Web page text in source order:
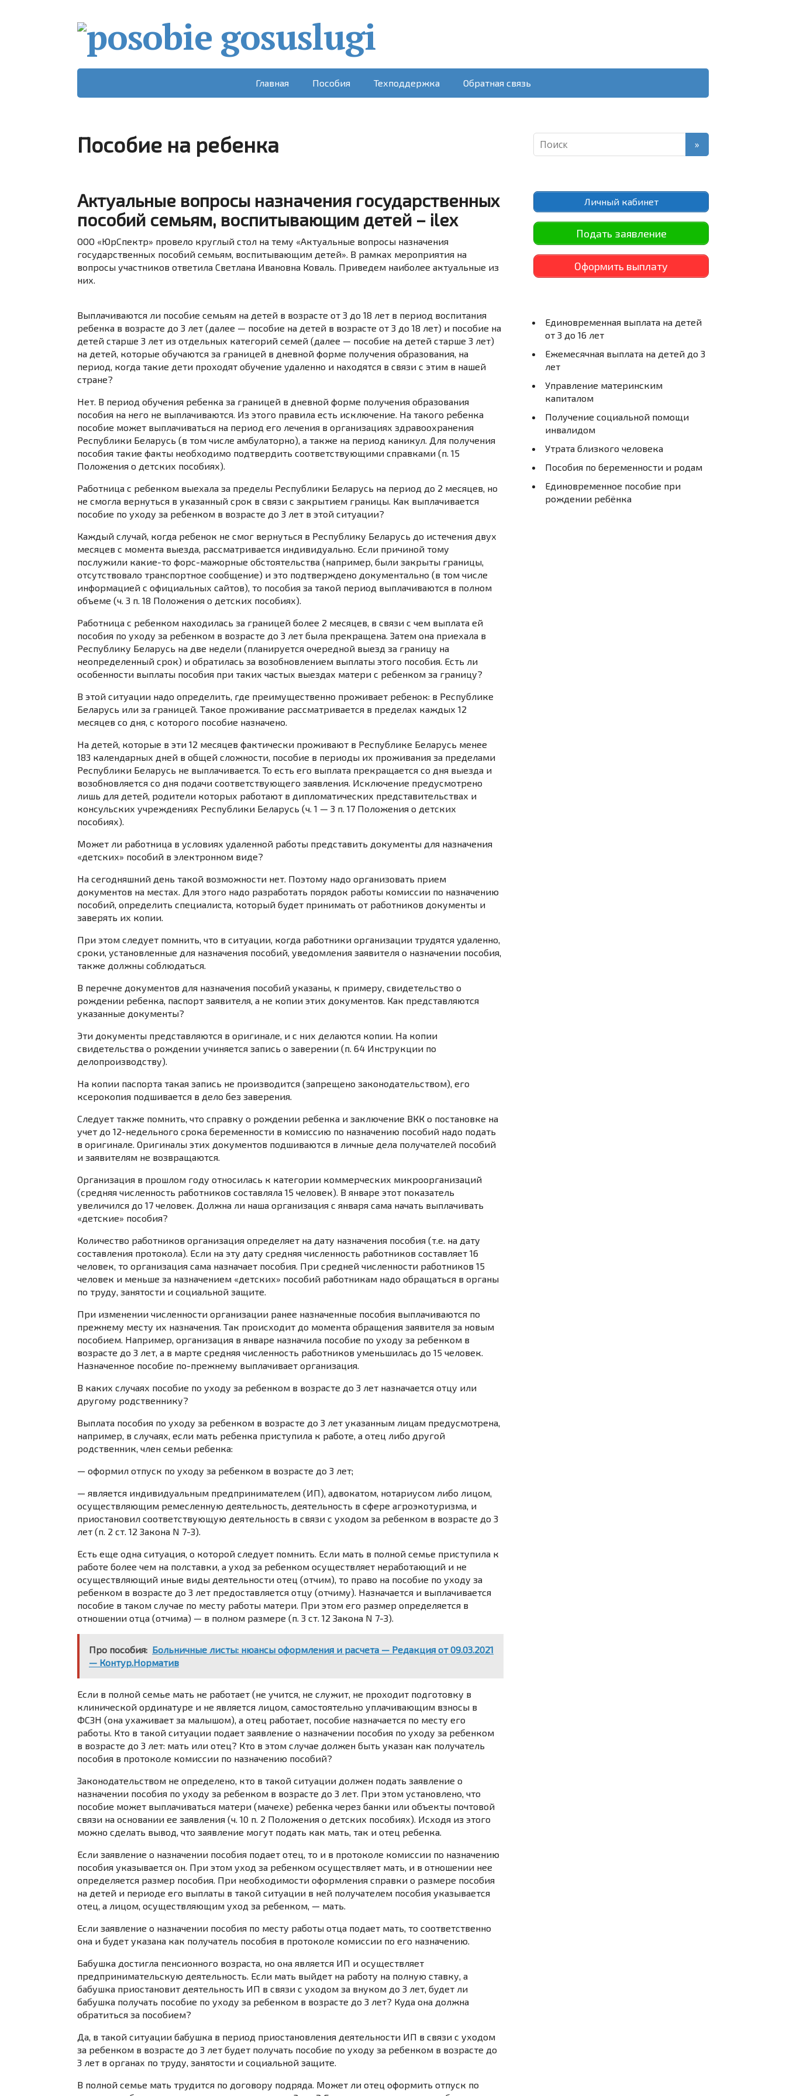
Главная Пособия Техподдержка Обратная связь
Пособие на ребенка
Актуальные вопросы назначения государственных
пособий семьям, воспитывающим детей – ilex
ООО «ЮрСпектр» провело круглый стол на тему «Актуальные вопросы назначения
государственных пособий семьям, воспитывающим детей». В рамках мероприятия на
вопросы участников ответила Светлана Ивановна Коваль. Приведем наиболее актуальные из
них.
Выплачиваются ли пособие семьям на детей в возрасте от 3 до 18 лет в период воспитания
ребенка в возрасте до 3 лет (далее — пособие на детей в возрасте от 3 до 18 лет) и пособие на
детей старше 3 лет из отдельных категорий семей (далее — пособие на детей старше 3 лет)
на детей, которые обучаются за границей в дневной форме получения образования, на
период, когда такие дети проходят обучение удаленно и находятся в связи с этим в нашей
стране?
Нет. В период обучения ребенка за границей в дневной форме получения образования
пособия на него не выплачиваются. Из этого правила есть исключение. На такого ребенка
пособие может выплачиваться на период его лечения в организациях здравоохранения
Республики Беларусь (в том числе амбулаторно), а также на период каникул. Для получения
пособия такие факты необходимо подтвердить соответствующими справками (п. 15
Положения о детских пособиях).
Работница с ребенком выехала за пределы Республики Беларусь на период до 2 месяцев, но
не смогла вернуться в указанный срок в связи с закрытием границы. Как выплачивается
пособие по уходу за ребенком в возрасте до 3 лет в этой ситуации?
Каждый случай, когда ребенок не смог вернуться в Республику Беларусь до истечения двух
месяцев с момента выезда, рассматривается индивидуально. Если причиной тому
послужили какие-то форс-мажорные обстоятельства (например, были закрыты границы,
отсутствовало транспортное сообщение) и это подтверждено документально (в том числе
информацией с официальных сайтов), то пособия за такой период выплачиваются в полном
объеме (ч. 3 п. 18 Положения о детских пособиях).
Работница с ребенком находилась за границей более 2 месяцев, в связи с чем выплата ей
пособия по уходу за ребенком в возрасте до 3 лет была прекращена. Затем она приехала в
Республику Беларусь на две недели (планируется очередной выезд за границу на
неопределенный срок) и обратилась за возобновлением выплаты этого пособия. Есть ли
особенности выплаты пособия при таких частых выездах матери с ребенком за границу?
В этой ситуации надо определить, где преимущественно проживает ребенок: в Республике
Беларусь или за границей. Такое проживание рассматривается в пределах каждых 12
месяцев со дня, с которого пособие назначено.
На детей, которые в эти 12 месяцев фактически проживают в Республике Беларусь менее
183 календарных дней в общей сложности, пособие в периоды их проживания за пределами
Республики Беларусь не выплачивается. То есть его выплата прекращается со дня выезда и
возобновляется со дня подачи соответствующего заявления. Исключение предусмотрено
лишь для детей, родители которых работают в дипломатических представительствах и
консульских учреждениях Республики Беларусь (ч. 1 — 3 п. 17 Положения о детских
пособиях).
Может ли работница в условиях удаленной работы представить документы для назначения
«детских» пособий в электронном виде?
На сегодняшний день такой возможности нет. Поэтому надо организовать прием
документов на местах. Для этого надо разработать порядок работы комиссии по назначению
пособий , определить специалиста, который будет принимать от работников документы и
заверять их копии.
При этом следует помнить, что в ситуации, когда работники организации трудятся удаленно,
сроки, установленные для назначения пособий, уведомления заявителя о назначении пособия,
также должны соблюдаться.
В перечне документов для назначения пособий указаны, к примеру, свидетельство о
рождении ребенка, паспорт заявителя, а не копии этих документов. Как представляются
указанные документы?
Эти документы представляются в оригинале, и с них делаются копии. На копии
свидетельства о рождении учиняется запись о заверении (п. 64 Инструкции по
делопроизводству).
На копии паспорта такая запись не производится (запрещено законодательством), его
ксерокопия подшивается в дело без заверения.
Следует также помнить, что справку о рождении ребенка и заключение ВКК о постановке на
учет до 12-недельного срока беременности в комиссию по назначению пособий надо подать
в оригинале. Оригиналы этих документов подшиваются в личные дела получателей пособий
и заявителям не возвращаются.
Организация в прошлом году относилась к категории коммерческих микроорганизаций
(средняя численность работников составляла 15 человек). В январе этот показатель
увеличился до 17 человек. Должна ли наша организация с января сама начать выплачивать
«детские» пособия?
Количество работников организация определяет на дату назначения пособия (т.е. на дату
составления протокола). Если на эту дату средняя численность работников составляет 16
человек, то организация сама назначает пособия. При средней численности работников 15
человек и меньше за назначением «детских» пособий работникам надо обращаться в органы
по труду, занятости и социальной защите.
При изменении численности организации ранее назначенные пособия выплачиваются по
прежнему месту их назначения. Так происходит до момента обращения заявителя за новым
пособием. Например, организация в январе назначила пособие по уходу за ребенком в
возрасте до 3 лет, а в марте средняя численность работников уменьшилась до 15 человек.
Назначенное пособие по-прежнему выплачивает организация.
В каких случаях пособие по уходу за ребенком в возрасте до 3 лет назначается отцу или
другому родственнику?
Выплата пособия по уходу за ребенком в возрасте до 3 лет указанным лицам предусмотрена,
например, в случаях, если мать ребенка приступила к работе, а отец либо другой
родственник, член семьи ребенка:
— оформил отпуск по уходу за ребенком в возрасте до 3 лет;
— является индивидуальным предпринимателем (ИП), адвокатом, нотариусом либо лицом,
осуществляющим ремесленную деятельность, деятельность в сфере агроэкотуризма, и
приостановил соответствующую деятельность в связи с уходом за ребенком в возрасте до 3
лет (п. 2 ст. 12 Закона N 7-З).
Есть еще одна ситуация, о которой следует помнить. Если мать в полной семье приступила к
работе более чем на полставки, а уход за ребенком осуществляет неработающий и не
осуществляющий иные виды деятельности отец (отчим), то право на пособие по уходу за
ребенком в возрасте до 3 лет предоставляется отцу (отчиму). Назначается и выплачивается
пособие в таком случае по месту работы матери. При этом его размер определяется в
отношении отца (отчима) — в полном размере (п. 3 ст. 12 Закона N 7-З).
Про пособия: Больничные листы: нюансы оформления и расчета — Редакция от 09.03.2021
— Контур.Норматив
Если в полной семье мать не работает (не учится, не служит, не проходит подготовку в
клинической ординатуре и не является лицом, самостоятельно уплачивающим взносы в
ФСЗН (она ухаживает за малышом), а отец работает, пособие назначается по месту его
работы. Кто в такой ситуации подает заявление о назначении пособия по уходу за ребенком
в возрасте до 3 лет: мать или отец? Кто в этом случае должен быть указан как получатель
пособия в протоколе комиссии по назначению пособий?
Законодательством не определено, кто в такой ситуации должен подать заявление о
назначении пособия по уходу за ребенком в возрасте до 3 лет. При этом установлено, что
пособие может выплачиваться матери (мачехе) ребенка через банки или объекты почтовой
связи на основании ее заявления (ч. 10 п. 2 Положения о детских пособиях). Исходя из этого
можно сделать вывод, что заявление могут подать как мать, так и отец ребенка.
Если заявление о назначении пособия подает отец, то и в протоколе комиссии по назначению
пособия указывается он. При этом уход за ребенком осуществляет мать, и в отношении нее
определяется размер пособия. При необходимости оформления справки о размере пособия
на детей и периоде его выплаты в такой ситуации в ней получателем пособия указывается
отец, а лицом, осуществляющим уход за ребенком, — мать.
Если заявление о назначении пособия по месту работы отца подает мать, то соответственно
она и будет указана как получатель пособия в протоколе комиссии по его назначению.
Бабушка достигла пенсионного возраста, но она является ИП и осуществляет
предпринимательскую деятельность. Если мать выйдет на работу на полную ставку, а
бабушка приостановит деятельность ИП в связи с уходом за внуком до 3 лет, будет ли
бабушка получать пособие по уходу за ребенком в возрасте до 3 лет? Куда она должна
обратиться за пособием?
Да, в такой ситуации бабушка в период приостановления деятельности ИП в связи с уходом
за ребенком в возрасте до 3 лет будет получать пособие по уходу за ребенком в возрасте до
3 лет в органах по труду, занятости и социальной защите.
В полной семье мать трудится по договору подряда. Может ли отец оформить отпуск по
Личный кабинет
Подать заявление
Оформить выплату
Единовременная выплата на детей
от 3 до 16 лет
Ежемесячная выплата на детей до 3
лет
Управление материнским
капиталом
Получение социальной помощи
инвалидом
Утрата близкого человека
Пособия по беременности и родам
Единовременное пособие при
рождении ребёнка